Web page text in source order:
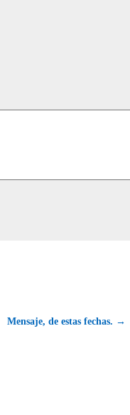
Mensaje, de estas fechas. →